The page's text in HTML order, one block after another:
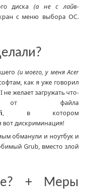
диска(а не с лайв-
с меню выбора ОС.
(и моего, у меня Acer
как я уже говорил
желает загружать что-
от файла
, в котором
вот дискриминация!
обманули и ноутбук и
Grub, вместо злой
+ Меры